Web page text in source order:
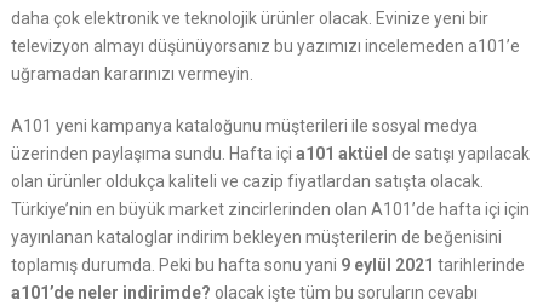
daha çok elektronik ve teknolojik ürünler olacak. Evinize yeni bir
televizyon almayı düşünüyorsanız bu yazımızı incelemeden a101’e
uğramadan kararınızı vermeyin.
A101 yeni kampanya kataloğunu müşterileri ile sosyal medya
üzerinden paylaşıma sundu. Hafta içi a101 aktüel de satışı yapılacak
olan ürünler oldukça kaliteli ve cazip fiyatlardan satışta olacak.
Türkiye’nin en büyük market zincirlerinden olan A101’de hafta içi için
yayınlanan kataloglar indirim bekleyen müşterilerin de beğenisini
toplamış durumda. Peki bu hafta sonu yani 9 eylül 2021 tarihlerinde
a101’de neler indirimde? olacak işte tüm bu soruların cevabı